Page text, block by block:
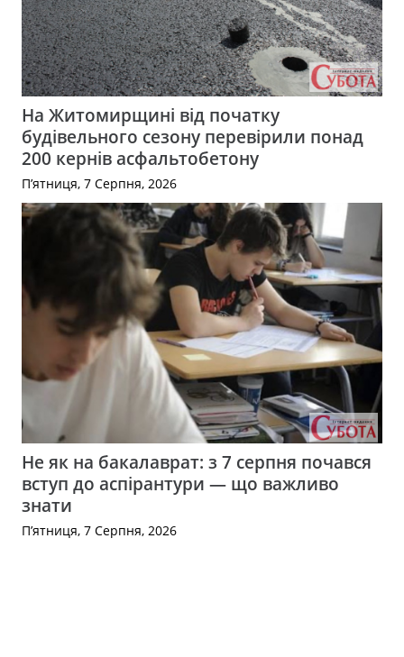
На Житомирщині від початку
будівельного сезону перевірили понад
200 кернів асфальтобетону
П’ятниця, 7 Серпня, 2026
Не як на бакалаврат: з 7 серпня почався
вступ до аспірантури — що важливо
знати
П’ятниця, 7 Серпня, 2026